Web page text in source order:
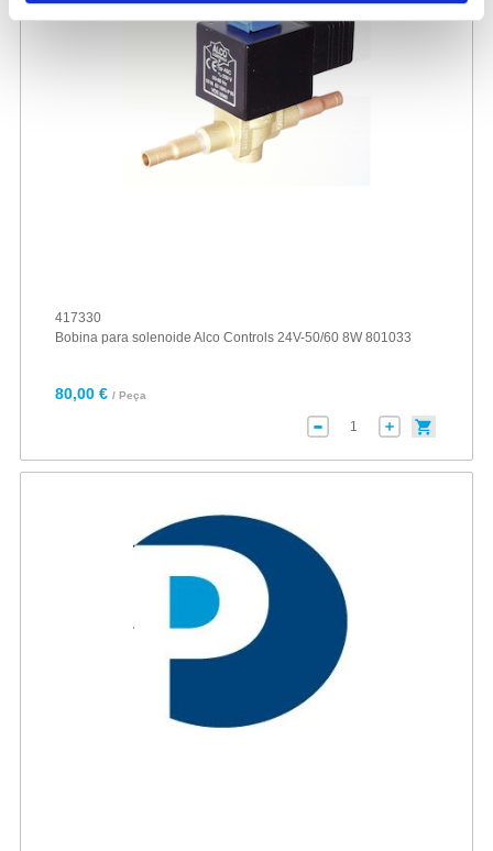
417330
Bobina para solenoide Alco Controls 24V-50/60 8W 801033
80,00 € / Peça